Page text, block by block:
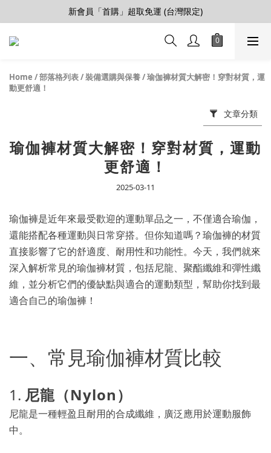
【會員推薦賞】推薦好朋友，拿100購物金
新會員「首購」超取免運 (台灣限定)
加入LINE好友>連結會員>領50元折價券
Home /部落格列表/裝備選購與保養/瑜伽褲材質大解密！穿對材質，運
動更舒適！
文章分類
瑜伽褲材質大解密！穿對材質，運動
更舒適！
2025-03-11
瑜伽褲是近年來最受歡迎的運動單品之一，不僅適合瑜伽，
還能搭配各種運動與日常穿搭。但你知道嗎？瑜伽褲的材質
直接影響了它的舒適度、耐用性和功能性。今天，我們就來
深入解析常見的瑜伽褲材質，包括尼龍、聚酯纖維和彈性纖
維，並分析它們的優缺點與適合的運動類型，幫助你找到最
適合自己的瑜伽褲！
一、常見瑜伽褲材質比較
1. 尼龍（Nylon）
尼龍是一種輕盈且耐用的合成纖維，廣泛應用於運動服飾
中。